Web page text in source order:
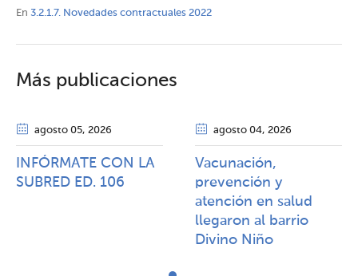
En 3.2.1.7. Novedades contractuales 2022
Más publicaciones
agosto 05, 2026
INFÓRMATE CON LA
SUBRED ED. 106
agosto 04, 2026
Vacunación,
prevención y
atención en salud
llegaron al barrio
Divino Niño